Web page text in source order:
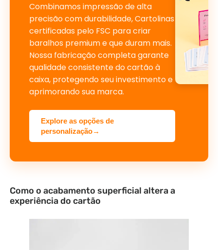
Combinamos impressão de alta
precisão com durabilidade, Cartolinas
certificadas pelo FSC para criar
baralhos premium e que duram mais.
Nossa fabricação completa garante
qualidade consistente do cartão à
caixa, protegendo seu investimento e
aprimorando sua marca.
Explore as opções de
personalização→
Como o acabamento superficial altera a
experiência do cartão